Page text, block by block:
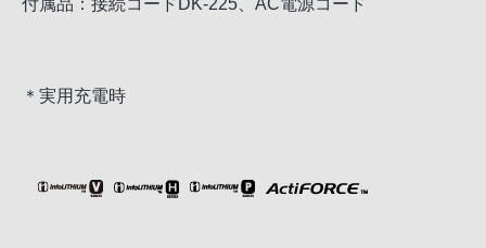
付属品：接続コードDK-225、AC電源コード
＊実用充電時